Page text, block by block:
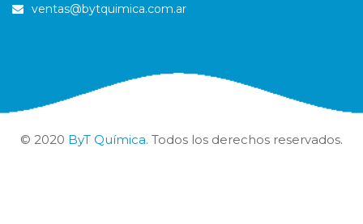
ventas@bytquimica.com.ar
© 2020 ByT Química. Todos los derechos reservados.